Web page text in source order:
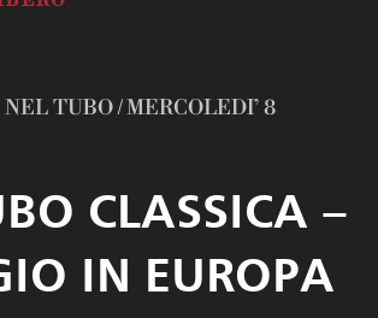
TUBO / MERCOLEDI’ 8
CLASSICA –
IN EUROPA